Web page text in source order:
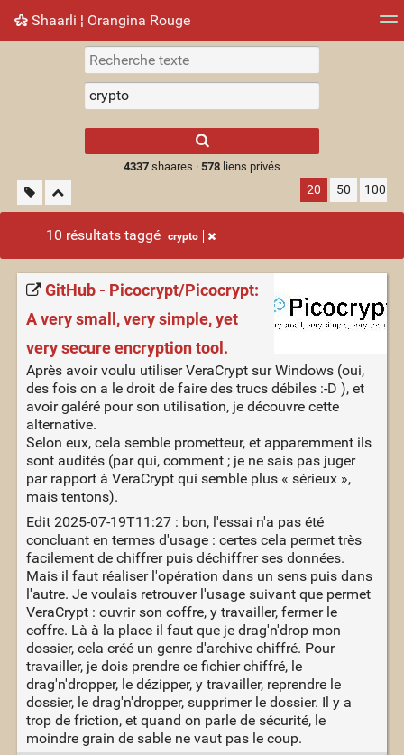
Shaarli ¦ Orangina Rouge
Nuage de tags Mur d'images
results.
4337shaares · 578liens privés
20 50 100
10 résultats taggé crypto
GitHub - Picocrypt/Picocrypt:
A very small, very simple, yet
very secure encryption tool.
Après avoir voulu utiliser VeraCrypt sur Windows (oui,
des fois on a le droit de faire des trucs débiles :-D ), et
avoir galéré pour son utilisation, je découvre cette
alternative.
Selon eux, cela semble prometteur, et apparemment ils
sont audités (par qui, comment ; je ne sais pas juger
par rapport à VeraCrypt qui semble plus « sérieux »,
mais tentons).
Edit 2025-07-19T11:27 : bon, l'essai n'a pas été
concluant en termes d'usage : certes cela permet très
facilement de chiffrer puis déchiffrer ses données.
Mais il faut réaliser l'opération dans un sens puis dans
l'autre. Je voulais retrouver l'usage suivant que permet
VeraCrypt : ouvrir son coffre, y travailler, fermer le
coffre. Là à la place il faut que je drag'n'drop mon
dossier, cela créé un genre d'archive chiffré. Pour
travailler, je dois prendre ce fichier chiffré, le
drag'n'dropper, le dézipper, y travailler, reprendre le
dossier, le drag'n'dropper, supprimer le dossier. Il y a
trop de friction, et quand on parle de sécurité, le
moindre grain de sable ne vaut pas le coup.